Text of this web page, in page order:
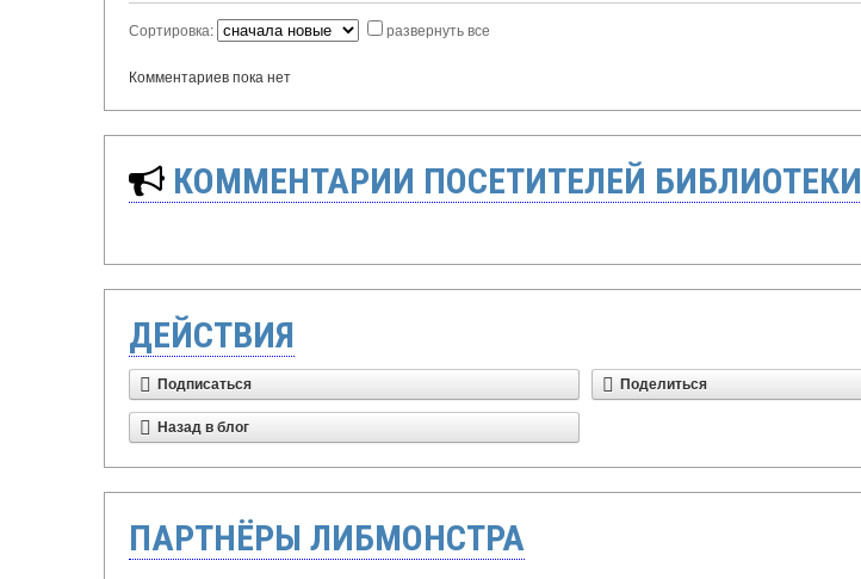
Сортировка: развернуть все
Комментариев пока нет
КОММЕНТАРИИ ПОСЕТИТЕЛЕЙ БИБЛИОТЕКИ
ДЕЙСТВИЯ
Подписаться Поделиться
Назад в блог
ПАРТНЁРЫ ЛИБМОНСТРА